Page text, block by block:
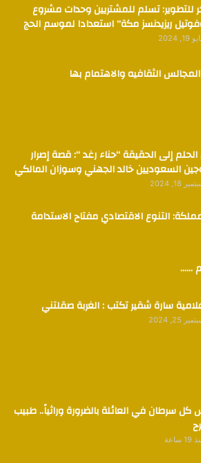
للتطوير: تسلم للمشتريين وحدات مشروع
ريزيدنسز مكة” استعدادا لموسم الحج
19, 2024
الثقافيه والاهتمام بها
إلى الحقيقة “حناء رغد “: قصة إصرار
السعوديين خالد الجهني وسوزان المالكي
18, 2024
التنوع الاقتصادي مفتاح الاستدامة
……
سارة شقير تكتب : الغربة صقلتني
25, 2024
كل سرطان في العائلة بالضرورة وراثياً.. طبيب
ساعة